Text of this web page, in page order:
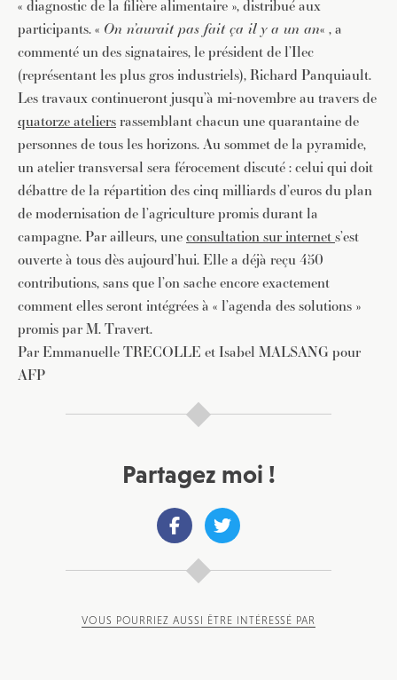
« diagnostic de la filière alimentaire », distribué aux
participants. « On n’aurait pas fait ça il y a un an« , a
commenté un des signataires, le président de l’Ilec
(représentant les plus gros industriels), Richard Panquiault.
Les travaux continueront jusqu’à mi-novembre au travers de
quatorze ateliersrassemblant chacun une quarantaine de
personnes de tous les horizons. Au sommet de la pyramide,
un atelier transversal sera férocement discuté : celui qui doit
débattre de la répartition des cinq milliards d’euros du plan
de modernisation de l’agriculture promis durant la
campagne. Par ailleurs, uneconsultation sur internets’est
ouverte à tous dès aujourd’hui. Elle a déjà reçu 450
contributions, sans que l’on sache encore exactement
comment elles seront intégrées à « l’agenda des solutions »
promis par M. Travert.
Par Emmanuelle TRECOLLE et Isabel MALSANG pour
AFP
Partagez moi !
VOUS POURRIEZ AUSSI ÊTRE INTÉRESSÉ PAR
Pour recevoir toutes les deux semaines notre lettre
d’info avec une sélection d’articles …